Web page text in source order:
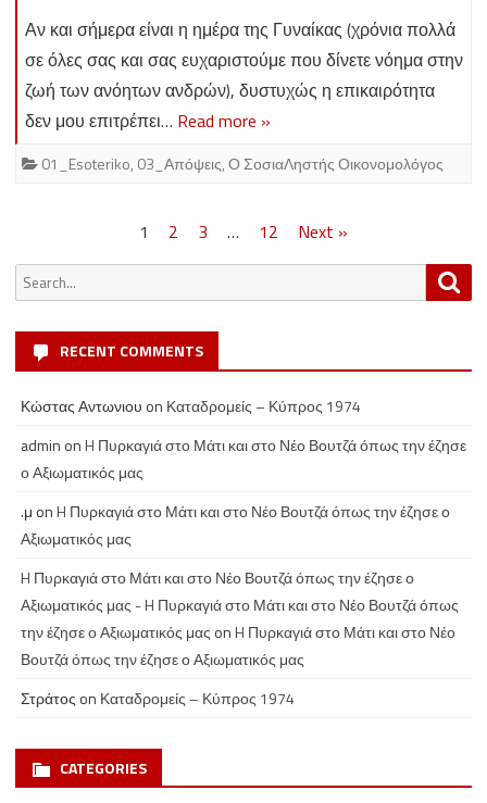
Αν και σήμερα είναι η ημέρα της Γυναίκας (χρόνια πολλά
σε όλες σας και σας ευχαριστούμε που δίνετε νόημα στην
ζωή των ανόητων ανδρών), δυστυχώς η επικαιρότητα
δεν μου επιτρέπει… Read more »
01_Esoteriko, 03_Απόψεις,Ο ΣοσιαΛηστής Οικονομολόγος
pagination
1 2 3 … 12 Next »
Search
for:
RECENT COMMENTS
Κώστας Αντωνιου on Καταδρομείς – Κύπρος 1974
admin onH Πυρκαγιά στο Μάτι και στο Νέο Βουτζά όπως την έζησε
ο Αξιωματικός μας
.μ onH Πυρκαγιά στο Μάτι και στο Νέο Βουτζά όπως την έζησε ο
Αξιωματικός μας
H Πυρκαγιά στο Μάτι και στο Νέο Βουτζά όπως την έζησε ο
Αξιωματικός μας - H Πυρκαγιά στο Μάτι και στο Νέο Βουτζά όπως
την έζησε ο Αξιωματικός μας onH Πυρκαγιά στο Μάτι και στο Νέο
Βουτζά όπως την έζησε ο Αξιωματικός μας
Στράτος on Καταδρομείς – Κύπρος 1974
CATEGORIES